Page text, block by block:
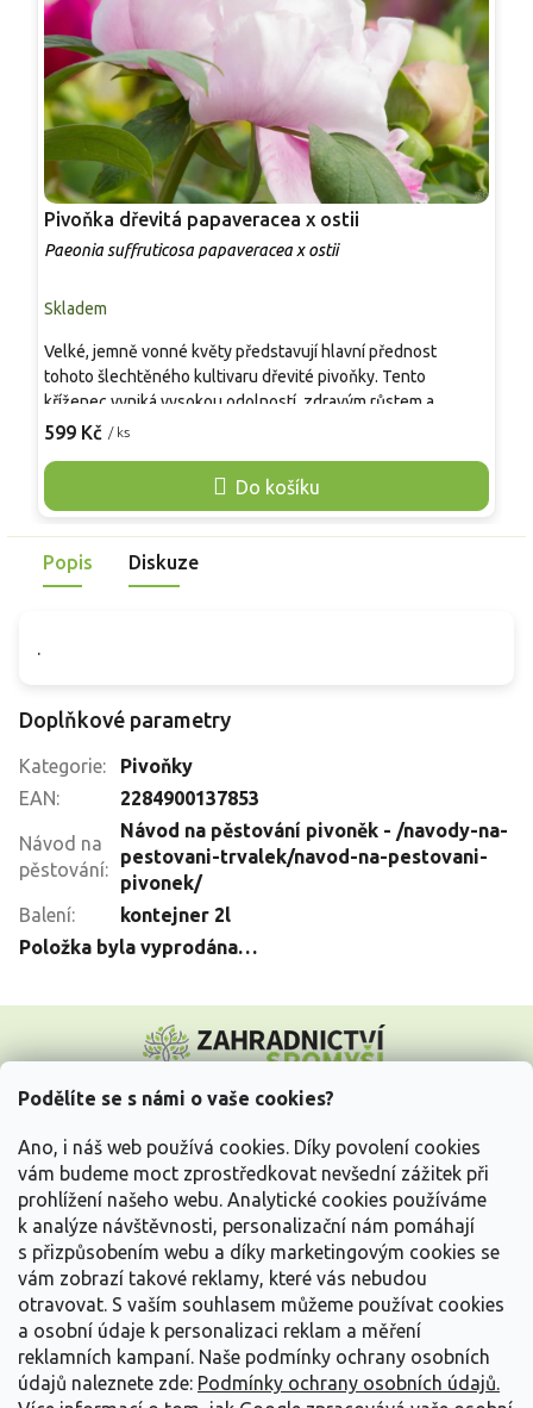
Podělíte se s námi o vaše cookies?
Ano, i náš web používá cookies. Díky povolení cookies
vám budeme moct zprostředkovat nevšední zážitek při
prohlížení našeho webu. Analytické cookies používáme
k analýze návštěvnosti, personalizační nám pomáhají
s přizpůsobením webu a díky marketingovým cookies se
vám zobrazí takové reklamy, které vás nebudou
otravovat. S vaším souhlasem můžeme používat cookies
a osobní údaje k personalizaci reklam a měření
reklamních kampaní. Naše podmínky ochrany osobních
údajů naleznete zde: Podmínky ochrany osobních údajů.
Pivoňka dřevitá papaveracea x ostii
Paeonia suffruticosa papaveracea x ostii
Skladem
599 Kč / ks
Do košíku
Velké, jemně vonné květy představují hlavní přednost
tohoto šlechtěného kultivaru dřevité pivoňky. Tento
kříženec vyniká vysokou odolností, zdravým růstem a
schopností vytvářet bohaté keře. Rostlina prosperuje na
dospělosti vytváří bohatě větvený keř o výšce 1,5 až 1,8
metru a podobné šířce. Vynikne jako solitera u teras nebo v
zaručuje radost z pěstování po mnoho let.
Popis Diskuze
.
Doplňkové parametry
Kategorie:
Pivoňky
EAN: 2284900137853
Návod na
pěstování:
Návod na pěstování pivoněk - /navody-na-
pestovani-trvalek/navod-na-pestovani-
pivonek/
Balení:
kontejner 2l
Položka byla vyprodána…
p
Vše o nákupu
Informace pro Vás
Kontakujte nás